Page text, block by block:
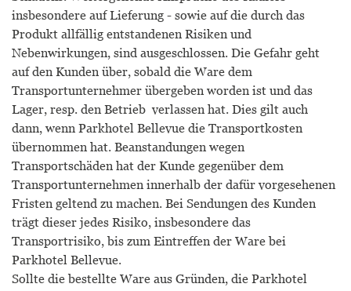
insbesondere auf Lieferung - sowie auf die durch das
Produkt allfällig entstandenen Risiken und
Nebenwirkungen, sind ausgeschlossen. Die Gefahr geht
auf den Kunden über, sobald die Ware dem
Transportunternehmer übergeben worden ist und das
Lager, resp. den Betrieb verlassen hat. Dies gilt auch
dann, wenn Parkhotel Bellevue die Transportkosten
übernommen hat. Beanstandungen wegen
Transportschäden hat der Kunde gegenüber dem
Transportunternehmen innerhalb der dafür vorgesehenen
Fristen geltend zu machen. Bei Sendungen des Kunden
trägt dieser jedes Risiko, insbesondere das
Transportrisiko, bis zum Eintreffen der Ware bei
Parkhotel Bellevue.
Sollte die bestellte Ware aus Gründen, die Parkhotel